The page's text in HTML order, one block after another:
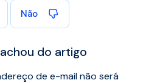
Não
do artigo
de e-mail não será